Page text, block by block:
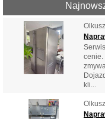
Olkusz
kli...
Olkusz